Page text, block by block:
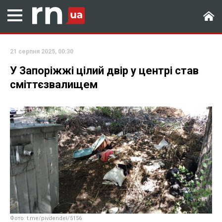
21 серпня 2025, 00:30
У Запоріжжі цілий двір у центрі став
сміттєзвалищем
Фото: t.me/pivdendei/5156